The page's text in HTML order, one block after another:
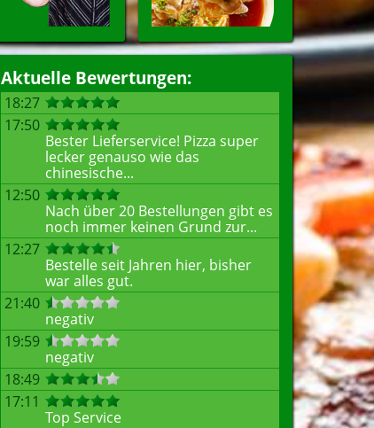
Aktuelle Bewertungen:
18:27
17:50
Bester Lieferservice! Pizza super
lecker genauso wie das
chinesische...
12:50
Nach über 20 Bestellungen gibt es
noch immer keinen Grund zur...
12:27
Bestelle seit Jahren hier, bisher
war alles gut.
21:40
negativ
19:59
negativ
18:49
17:11
Top Service